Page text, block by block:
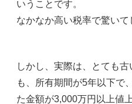
いうことです。
なかなか高い税率で驚いて
しかし、実際は、とても
も、所有期間が5年以下で
た金額が3,000万円以上値